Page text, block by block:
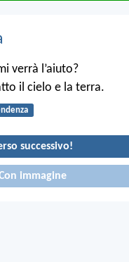
verrà l’aiuto?
il cielo e la terra.
successivo!
immagine